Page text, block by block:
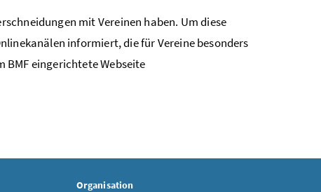
mit Vereinen haben. Um diese
informiert, die für Vereine besonders
eingerichtete Webseite
Organisation